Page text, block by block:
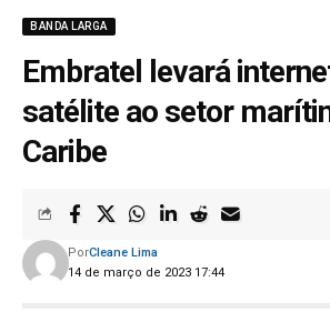
BANDA LARGA
Embratel levará
satélite ao setor
Caribe
14 de março de 2023 17:44
PorCleane Lima